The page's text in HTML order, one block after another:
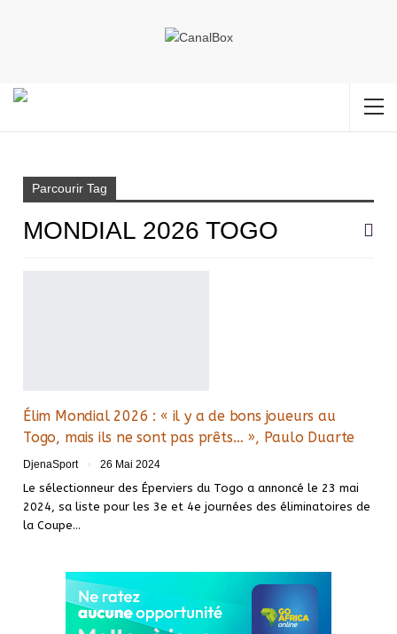
Parcourir Tag
MONDIAL 2026 TOGO
Élim Mondial 2026 : « il y a de bons joueurs au
Togo, mais ils ne sont pas prêts… », Paulo Duarte
DjenaSport 26 Mai 2024
Le sélectionneur des Éperviers du Togo a annoncé le 23 mai
2024, sa liste pour les 3e et 4e journées des éliminatoires de
la Coupe…